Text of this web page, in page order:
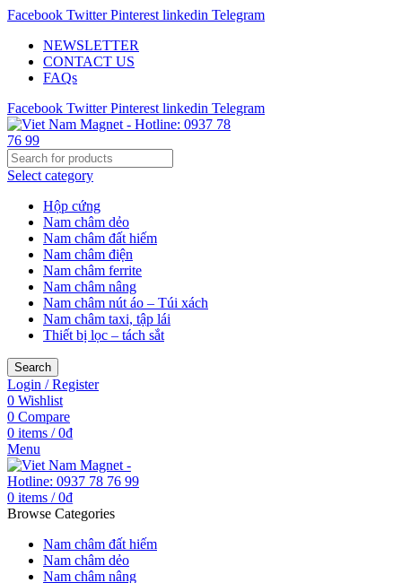
Facebook Twitter Pinterest linkedin Telegram
NEWSLETTER
CONTACT US
FAQs
Facebook Twitter Pinterest linkedin Telegram
Select category
Hộp cứng
Nam châm dẻo
Nam châm đất hiếm
Nam châm điện
Nam châm ferrite
Nam châm nâng
Nam châm nút áo – Túi xách
Nam châm taxi, tập lái
Thiết bị lọc – tách sắt
Search
Login / Register
0 Wishlist
0 Compare
0 items / 0₫
Menu
0 items / 0₫
Browse Categories
Nam châm đất hiếm
Nam châm dẻo
Nam châm nâng